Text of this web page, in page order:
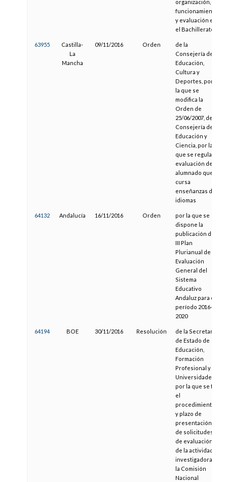
organización,
funcionamiento
y evaluación en
el Bachillerato
63955
Castilla-
La
Mancha
09/11/2016 Orden
de la
Consejería de
Educación,
Cultura y
Deportes, por
la que se
modifica la
Orden de
25/06/2007, de la
Consejería de
Educación y
Ciencia, por la
que se regula la
evaluación del
alumnado que
cursa
enseñanzas de
idiomas
64132 Andalucía 16/11/2016 Orden
por la que se
dispone la
publicación del
III Plan
Plurianual de
Evaluación
General del
Sistema
Educativo
Andaluz para el
período 2016-
2020
64194 BOE 30/11/2016 Resolución
de la Secretaría
de Estado de
Educación,
Formación
Profesional y
Universidades,
por la que se fija
el
procedimiento
y plazo de
presentación
de solicitudes
de evaluación
de la actividad
investigadora a
la Comisión
Nacional